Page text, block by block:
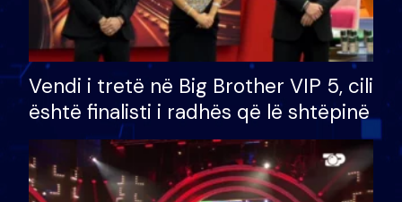
Vendi i tretë në Big Brother VIP 5, cili
është finalisti i radhës që lë shtëpinë